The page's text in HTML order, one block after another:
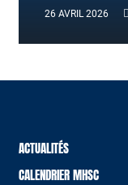
26 AVRIL 2026
ACTUALITÉS
CALENDRIER MHSC